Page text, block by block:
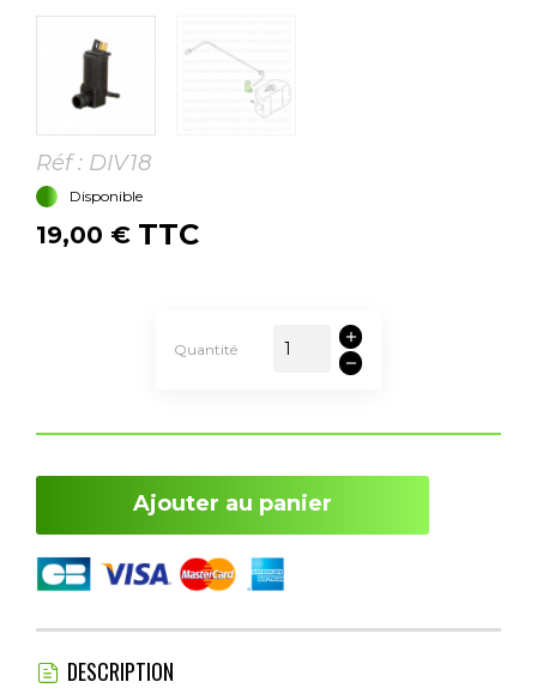
Réf : DIV18
Disponible
19,00 € TTC
Quantité
Ajouter au panier
DESCRIPTION